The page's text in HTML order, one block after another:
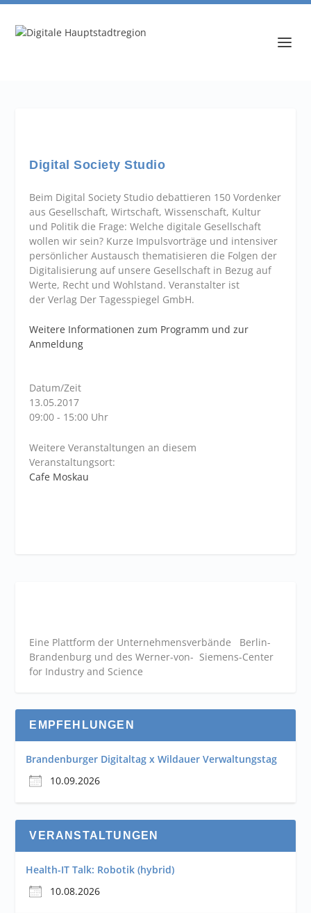
Digital Society Studio
Beim Digital Society Studio debattieren 150 Vordenker
aus Gesellschaft, Wirtschaft, Wissenschaft, Kultur
und Politik die Frage: Welche digitale Gesellschaft
wollen wir sein? Kurze Impulsvorträge und intensiver
persönlicher Austausch thematisieren die Folgen der
Digitalisierung auf unsere Gesellschaft in Bezug auf
Werte, Recht und Wohlstand. Veranstalter ist
der Verlag Der Tagesspiegel GmbH.
Weitere Informationen zum Programm und zur
Anmeldung
Datum/Zeit
13.05.2017
09:00 - 15:00 Uhr
Weitere Veranstaltungen an diesem
Veranstaltungsort:
Cafe Moskau
Eine Plattform der Unternehmensverbände Berlin-
Brandenburg und des Werner-von- Siemens-Center
for Industry and Science
EMPFEHLUNGEN
Brandenburger Digitaltag x Wildauer Verwaltungstag
10.09.2026
VERANSTALTUNGEN
Health-IT Talk: Robotik (hybrid)
10.08.2026